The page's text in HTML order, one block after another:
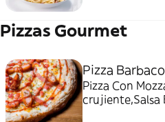
Pizzas Gourmet
Pizza
Pizza Con
crujiente,Salsa